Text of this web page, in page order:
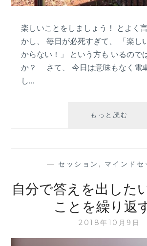
楽しいことをしましょう！ とよく
かし、 毎日が必死すぎて、 「楽し
からない！」 という方も いるので
か？ さて、 今日は意味もなく電
し…
もっと読む
い
ら
力
み
を
— セッション , マインドセ
自分で答えを出した
ことを繰り返
2018年10月9日